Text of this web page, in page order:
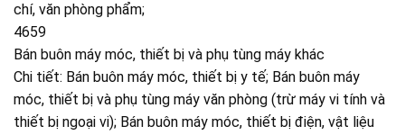
chí, văn phòng phẩm;
4659
Bán buôn máy móc, thiết bị và phụ tùng máy khác
Chi tiết: Bán buôn máy móc, thiết bị y tế; Bán buôn máy
móc, thiết bị và phụ tùng máy văn phòng (trừ máy vi tính và
thiết bị ngoại vi); Bán buôn máy móc, thiết bị điện, vật liệu